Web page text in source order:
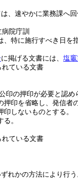
、速やかに業務課へ回
院庁訓
特に施行すべき日を
に掲げる文書には、 塩
ている文書
印の押印が必要と認め
印を省略し、発信者
しないものとする。
。
ている文書
れかの方法により行う